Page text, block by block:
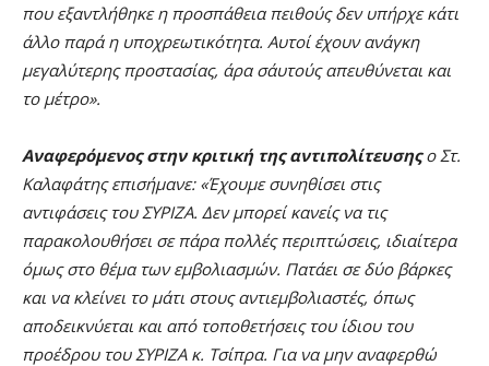
που εξαντλήθηκε η προσπάθεια πειθούς δεν υπήρχε κάτι
άλλο παρά η υποχρεωτικότητα. Αυτοί έχουν ανάγκη
μεγαλύτερης προστασίας, άρα σ΄αυτούς απευθύνεται και
το μέτρο».
Αναφερόμενος στην κριτική της αντιπολίτευσηςο Στ.
Καλαφάτης επισήμανε: «Έχουμε συνηθίσει στις
αντιφάσεις του ΣΥΡΙΖΑ. Δεν μπορεί κανείς να τις
παρακολουθήσει σε πάρα πολλές περιπτώσεις, ιδιαίτερα
όμως στο θέμα των εμβολιασμών. Πατάει σε δύο βάρκες
και να κλείνει το μάτι στους αντιεμβολιαστές, όπως
αποδεικνύεται και από τοποθετήσεις του ίδιου του
προέδρου του ΣΥΡΙΖΑ κ. Τσίπρα. Για να μην αναφερθώ